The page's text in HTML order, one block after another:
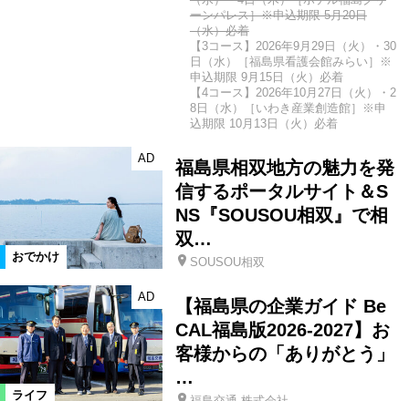
ーンパレス］※申込期限 5月20日
（水）必着
【3コース】2026年9月29日（火）・30
日（水）［福島県看護会館みらい］※
申込期限 9月15日（火）必着
【4コース】2026年10月27日（火）・2
8日（水）［いわき産業創造館］※申
込期限 10月13日（火）必着
おでかけ
AD
福島県相双地方の魅力を発
信するポータルサイト＆S
NS『SOUSOU相双』で相
双…
SOUSOU相双
ライフ
AD
【福島県の企業ガイド Be
CAL福島版2026-2027】お
客様からの「ありがとう」
…